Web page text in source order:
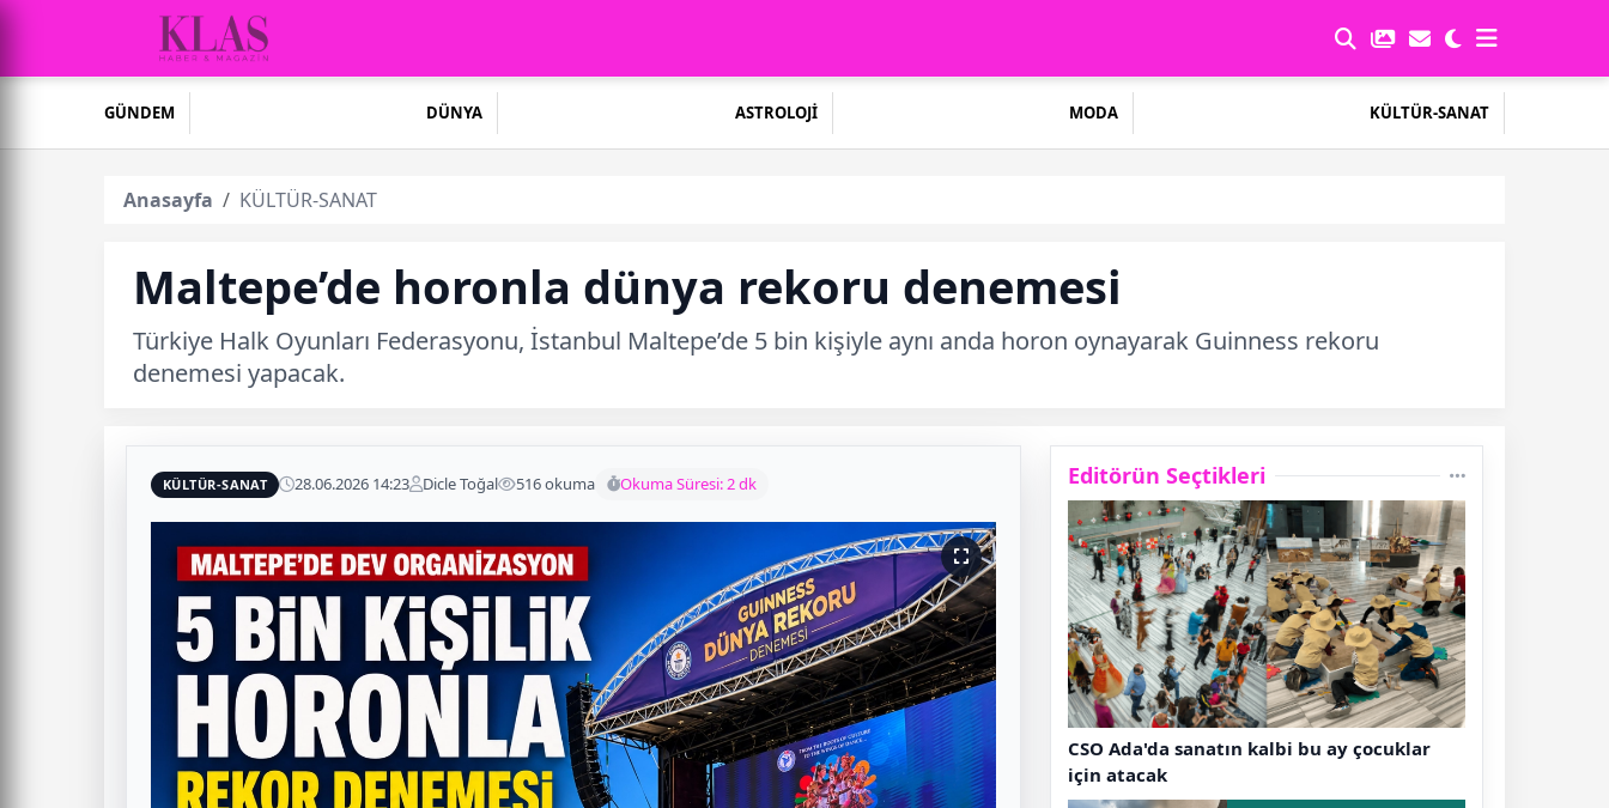
GÜNDEM DÜNYA ASTROLOJİ MODA KÜLTÜR-SANAT
Anasayfa KÜLTÜR-SANAT
Maltepe’de horonla dünya rekoru denemesi
Türkiye Halk Oyunları Federasyonu, İstanbul Maltepe’de 5 bin kişiyle aynı anda horon oynayarak Guinness rekoru
denemesi yapacak.
KÜLTÜR-SANAT 28.06.2026 14:23 Dicle Toğal 516 okuma Okuma Süresi: 2 dk Editörün Seçtikleri
CSO Ada'da sanatın kalbi bu ay çocuklar
için atacak